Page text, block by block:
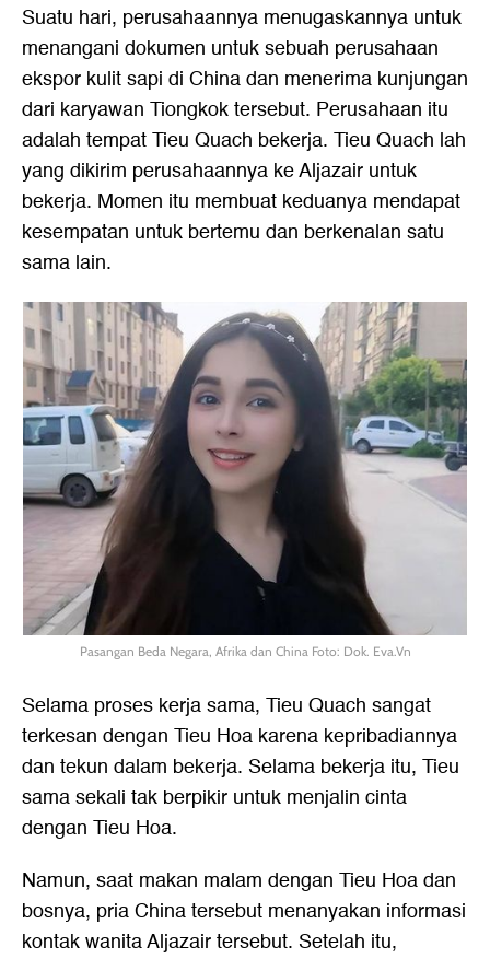
Suatu hari, perusahaannya menugaskannya untuk
menangani dokumen untuk sebuah perusahaan
ekspor kulit sapi di China dan menerima kunjungan
dari karyawan Tiongkok tersebut. Perusahaan itu
adalah tempat Tieu Quach bekerja. Tieu Quach lah
yang dikirim perusahaannya ke Aljazair untuk
bekerja. Momen itu membuat keduanya mendapat
kesempatan untuk bertemu dan berkenalan satu
sama lain.
Pasangan Beda Negara, Afrika dan China Foto: Dok. Eva.Vn
Selama proses kerja sama, Tieu Quach sangat
terkesan dengan Tieu Hoa karena kepribadiannya
dan tekun dalam bekerja. Selama bekerja itu, Tieu
sama sekali tak berpikir untuk menjalin cinta
dengan Tieu Hoa.
Namun, saat makan malam dengan Tieu Hoa dan
bosnya, pria China tersebut menanyakan informasi
kontak wanita Aljazair tersebut. Setelah itu,